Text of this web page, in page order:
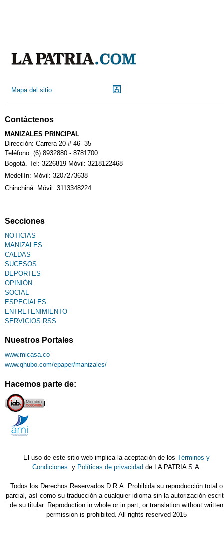
Mapa del sitio
Contáctenos
MANIZALES PRINCIPAL
Dirección: Carrera 20 # 46- 35
Teléfono: (6) 8932880 - 8781700
Bogotá. Tel: 3226819 Móvil: 3218122468
Medellín: Móvil: 3207273638
Chinchiná. Móvil: 3113348224
Secciones
NOTICIAS
MANIZALES
CALDAS
SUCESOS
DEPORTES
OPINIÓN
SOCIAL
ESPECIALES
ENTRETENIMIENTO
SERVICIOS RSS
Nuestros Portales
www.micasa.co
www.qhubo.com/epaper/manizales/
Hacemos parte de:
El uso de este sitio web implica la aceptación de losTérminos y
Condiciones y Políticas de privacidad de LA PATRIA S.A.
Todos los Derechos Reservados D.R.A. Prohibida su reproducción total o
parcial, así como su traducción a cualquier idioma sin la autorización
de su titular. Reproduction in whole or in part, or translation without written
permission is prohibited. All rights reserved 2015